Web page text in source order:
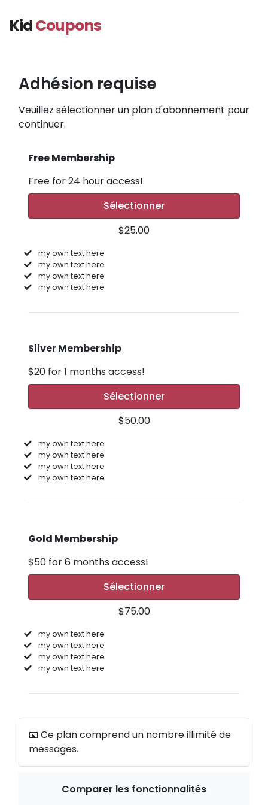
KidCoupons
Adhésion requise
Veuillez sélectionner un plan d'abonnement pour
continuer.
Free Membership
Free for 24 hour access!
Sélectionner
$25.00
my own text here
my own text here
my own text here
my own text here
Silver Membership
$20 for 1 months access!
Sélectionner
$50.00
my own text here
my own text here
my own text here
my own text here
Gold Membership
$50 for 6 months access!
Sélectionner
$75.00
my own text here
my own text here
my own text here
my own text here
📧 Ce plan comprend un nombre illimité de
messages.
Comparer les fonctionnalités